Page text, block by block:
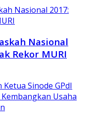
Nasional
Rekor MURI